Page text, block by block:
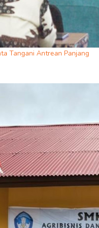
Tangani Antrean Panjang